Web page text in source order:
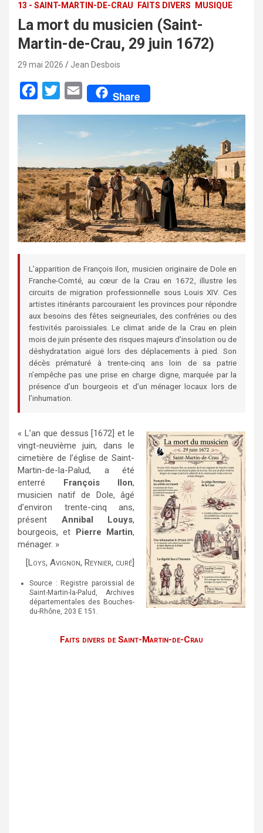
13 - SAINT-MARTIN-DE-CRAU FAITS DIVERS MUSIQUE
La mort du musicien (Saint-
Martin-de-Crau, 29 juin 1672)
29 mai 2026 Jean Desbois
e
o
o
k
e
r
E
Share
L’apparition de François Ilon, musicien originaire de Dole en
Franche-Comté, au cœur de la Crau en 1672, illustre les
circuits de migration professionnelle sous Louis XIV. Ces
artistes itinérants parcouraient les provinces pour répondre
aux besoins des fêtes seigneuriales, des confréries ou des
festivités paroissiales. Le climat aride de la Crau en plein
mois de juin présente des risques majeurs d’insolation ou de
déshydratation aiguë lors des déplacements à pied. Son
décès prématuré à trente-cinq ans loin de sa patrie
n’empêche pas une prise en charge digne, marquée par la
présence d’un bourgeois et d’un ménager locaux lors de
l’inhumation.
« L’an que dessus [1672] et le
vingt-neuvième juin, dans le
cimetière de l’église de Saint-
Martin-de-la-Palud, a été
enterré François Ilon,
musicien natif de Dole, âgé
d’environ trente-cinq ans,
présent Annibal Louys,
bourgeois, et Pierre Martin,
ménager. »
[Loys, Avignon, Reynier, curé]
Source : Registre paroissial de
Saint-Martin-la-Palud, Archives
départementales des Bouches-
du-Rhône, 203 E 151.
Faits divers de Saint-Martin-de-Crau